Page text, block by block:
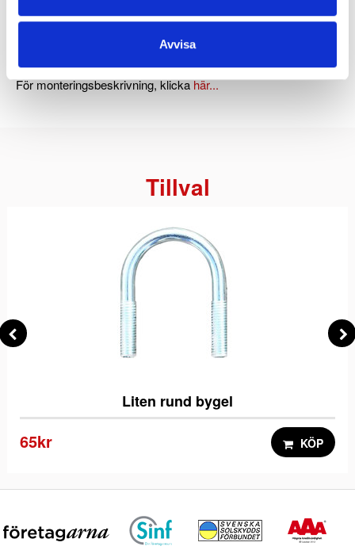
Avvisa
Maxi Balkongskydd är ett vind och insynsskydd som
För monteringsbeskrivning, klickahär...
Tillval
Liten rund bygel
65kr KÖP